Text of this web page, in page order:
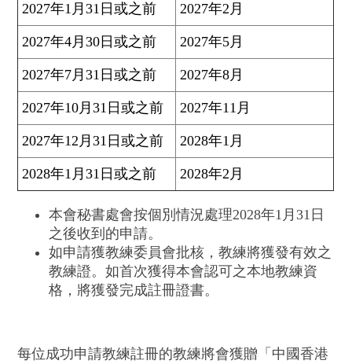
2027年1月31日或之前 2027年2月
2027年4月30日或之前 2027年5月
2027年7月31日或之前 2027年8月
2027年10月31日或之前 2027年11月
2027年12月31日或之前 2028年1月
2028年1月31日或之前 2028年2月
本會秘書處會按個別情況處理2028年1月31日
之後收到的申請。
如申請獲教練委員會批核，教練將獲發有效之
教練證。如首次獲得本會認可之本地教練資
格，將獲發完成註冊證書。
每位成功申請教練註冊的教練將會獲贈「中國香港